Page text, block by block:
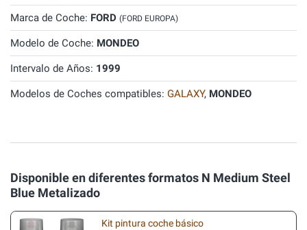
Marca de Coche: FORD (FORD EUROPA)
Modelo de Coche: MONDEO
Intervalo de Años: 1999
Modelos de Coches compatibles: GALAXY, MONDEO
Disponible en diferentes formatos N Medium Steel
Blue Metalizado
Kit pintura coche básico